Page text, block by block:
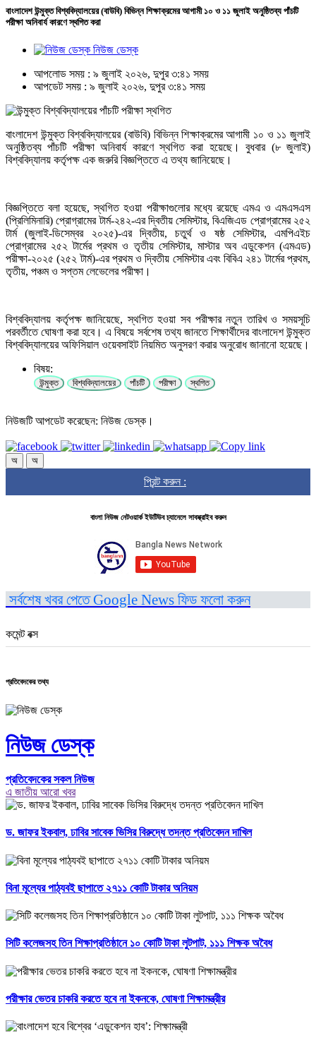
বাংলাদেশ উন্মুক্ত বিশ্ববিদ্যালয়ের (বাউবি) বিভিন্ন শিক্ষাক্রমের আগামী ১০ ও ১১ জুলাই অনুষ্ঠিতব্য পাঁচটি
পরীক্ষা অনিবার্য কারণে স্থগিত করা
নিউজ ডেস্ক
আপলোড সময় : ৯ জুলাই ২০২৬, দুপুর ৩:৪১ সময়
আপডেট সময় : ৯ জুলাই ২০২৬, দুপুর ৩:৪১ সময়
বাংলাদেশ উন্মুক্ত বিশ্ববিদ্যালয়ের (বাউবি) বিভিন্ন শিক্ষাক্রমের আগামী ১০ ও ১১ জুলাই
অনুষ্ঠিতব্য পাঁচটি পরীক্ষা অনিবার্য কারণে স্থগিত করা হয়েছে। বুধবার (৮ জুলাই)
বিশ্ববিদ্যালয় কর্তৃপক্ষ এক জরুরি বিজ্ঞপ্তিতে এ তথ্য জানিয়েছে।
বিজ্ঞপ্তিতে বলা হয়েছে, স্থগিত হওয়া পরীক্ষাগুলোর মধ্যে রয়েছে এমএ ও এমএসএস
(প্রিলিমিনারি) প্রোগ্রামের টার্ম-২৪২-এর দ্বিতীয় সেমিস্টার, বিএজিএড প্রোগ্রামের ২৫২
টার্ম (জুলাই-ডিসেম্বর ২০২৫)-এর দ্বিতীয়, চতুর্থ ও ষষ্ঠ সেমিস্টার, এমপিএইচ
প্রোগ্রামের ২৫২ টার্মের প্রথম ও তৃতীয় সেমিস্টার, মাস্টার অব এডুকেশন (এমএড)
পরীক্ষা-২০২৫ (২৫২ টার্ম)-এর প্রথম ও দ্বিতীয় সেমিস্টার এবং বিবিএ ২৪১ টার্মের প্রথম,
তৃতীয়, পঞ্চম ও সপ্তম লেভেলের পরীক্ষা।
বিশ্ববিদ্যালয় কর্তৃপক্ষ জানিয়েছে, স্থগিত হওয়া সব পরীক্ষার নতুন তারিখ ও সময়সূচি
পরবর্তীতে ঘোষণা করা হবে। এ বিষয়ে সর্বশেষ তথ্য জানতে শিক্ষার্থীদের বাংলাদেশ উন্মুক্ত
বিশ্ববিদ্যালয়ের অফিসিয়াল ওয়েবসাইট নিয়মিত অনুসরণ করার অনুরোধ জানানো হয়েছে।
বিষয়:
উন্মুক্ত বিশ্ববিদ্যালয়ের পাঁচটি পরীক্ষা স্থগিত
নিউজটি আপডেট করেছেন: নিউজ ডেস্ক।
অ অ
প্রিন্ট করুন :
বাংলা নিউজ নেটওয়ার্ক ইউটিউব চ্যানেলে সাবস্ক্রাইব করুন
সর্বশেষ খবর পেতে Google News ফিড ফলো করুন
কমেন্ট বক্স
প্রতিবেদকের তথ্য
নিউজ ডেস্ক
প্রতিবেদকের সকল নিউজ
এ জাতীয় আরো খবর
ড. জাফর ইকবাল, ঢাবির সাবেক ভিসির বিরুদ্ধে তদন্ত প্রতিবেদন দাখিল
বিনা মূল্যের পাঠ্যবই ছাপাতে ২৭১১ কোটি টাকার অনিয়ম
সিটি কলেজসহ তিন শিক্ষাপ্রতিষ্ঠানে ১০ কোটি টাকা লুটপাট, ১১১ শিক্ষক অবৈধ
পরীক্ষার ভেতর চাকরি করতে হবে না ইকনকে, ঘোষণা শিক্ষামন্ত্রীর